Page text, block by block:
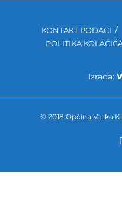
KONTAKT PODACI
POLITIKA
Izrada:
© 2018 Općina Velika